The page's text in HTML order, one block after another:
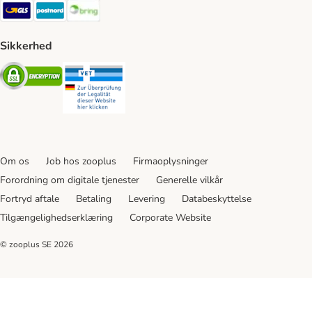
GLS Shipping Method
Postnord Shipping Method
Sikkerhed
Security
Om os Job hos zooplus
Firmaoplysninger
Forordning om digitale tjenester
Generelle vilkår
Fortryd aftale
Betaling Levering
Databeskyttelse
Tilgængelighedserklæring
Corporate Website
© zooplus SE 2026